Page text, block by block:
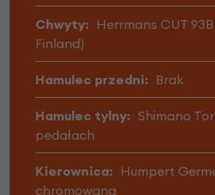
Chwyty: Herrmans CUT
Finland)
Hamulec przedni: Brak
Hamulec tylny: Shimano
pedałach
Kierownica: Humpert
chromowana